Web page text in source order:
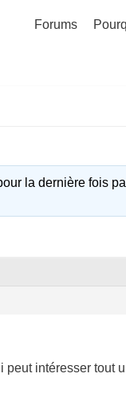
Forums
la dernière fois
intéresser tout